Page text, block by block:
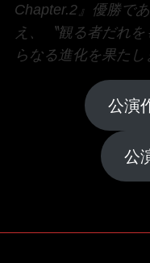
Chapter.2』優勝で
え、〝観る者だれ
らなる進化を果たし
公演
公